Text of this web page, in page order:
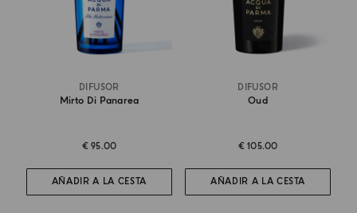
DIFUSOR
Mirto Di Panarea
€ 95.00
AÑADIR A LA CESTA
DIFUSOR
Oud
€ 105.00
AÑADIR A LA CESTA